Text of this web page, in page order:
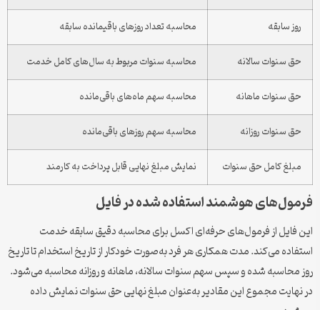
روز سابقه محاسبه تعداد روزهای باقیمانده سابقه
حق سنوات سالانه محاسبه سنوات مربوط به سال‌های کامل خدمت
حق سنوات ماهانه محاسبه سهم ماه‌های باقی‌مانده
حق سنوات روزانه محاسبه سهم روزهای باقی‌مانده
مبلغ کامل حق سنوات نمایش مبلغ نهایی قابل پرداخت به کارمند
فرمول‌های هوشمند استفاده شده در فایل
این فایل از فرمول‌های حرفه‌ای اکسل برای محاسبه دقیق سابقه خدمت
استفاده می‌کند. مدت همکاری هر فرد به‌صورت خودکار از تاریخ استخدام تا تاریخ
روز محاسبه شده و سپس سهم سنوات سالانه، ماهانه و روزانه محاسبه می‌شود.
در نهایت مجموع این مقادیر به‌عنوان مبلغ نهایی حق سنوات نمایش داده